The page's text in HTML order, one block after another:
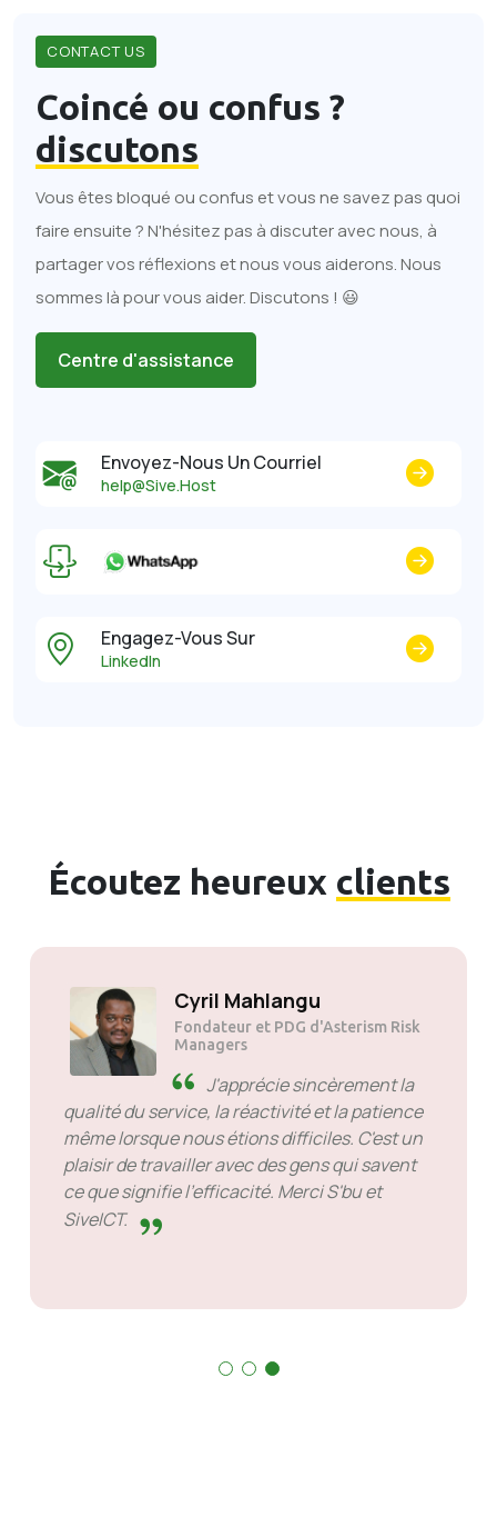
CONTACT US
Coincé ou confus ?
discutons
Vous êtes bloqué ou confus et vous ne savez pas quoi
faire ensuite ? N'hésitez pas à discuter avec nous, à
partager vos réflexions et nous vous aiderons. Nous
sommes là pour vous aider. Discutons ! 😃
Centre d'assistance
Envoyez-Nous Un Courriel
help@Sive.Host
Engagez-Vous Sur
LinkedIn
Écoutez heureux clients
Cyril Mahlangu
Fondateur et PDG d'Asterism Risk
Managers
J'apprécie sincèrement la
qualité du service, la réactivité et la patience
même lorsque nous étions difficiles. C'est un
plaisir de travailler avec des gens qui savent
ce que signifie l'efficacité. Merci S'bu et
SiveICT.